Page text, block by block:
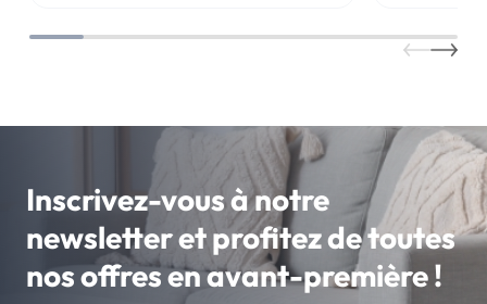
Inscrivez-vous à notre
newsletter et profitez de toutes
nos offres en avant-première !